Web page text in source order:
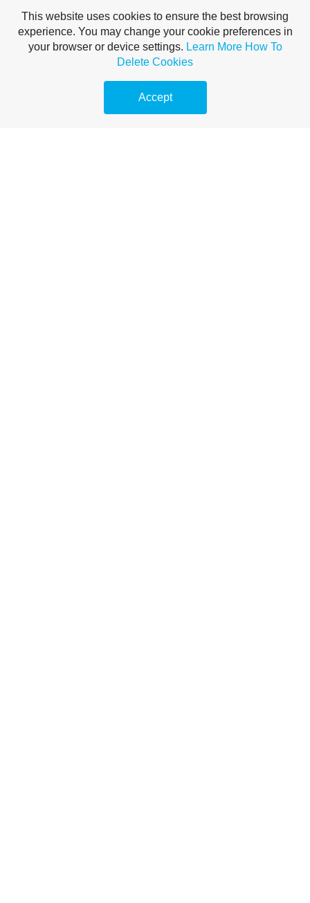
This website uses cookies to ensure the best browsing
experience. You may change your cookie preferences in
your browser or device settings. Learn More How To
Delete Cookies
Accept